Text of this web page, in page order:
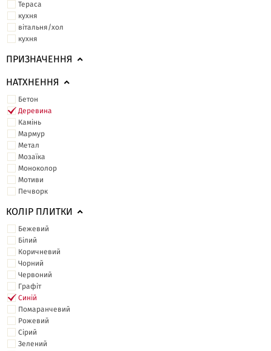
Тераса
кухня
вітальня/хол
кухня
ПРИЗНАЧЕННЯ
НАТХНЕННЯ
Бетон
Деревина
Камінь
Мармур
Метал
Мозаїка
Моноколор
Мотиви
Печворк
КОЛІР ПЛИТКИ
Бежевий
Білий
Коричневий
Чорний
Червоний
Графіт
Синій
Помаранчевий
Рожевий
Сірий
Зелений